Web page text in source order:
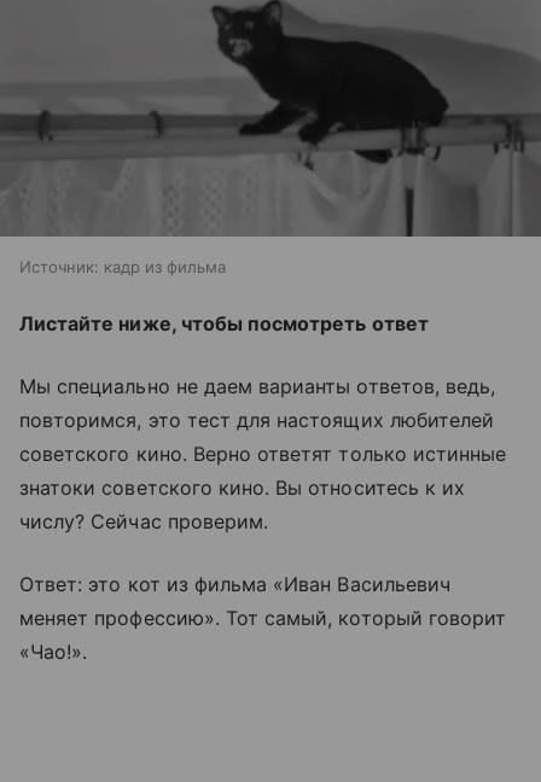
Источник: кадр из фильма
Листайте ниже, чтобы посмотреть ответ
Мы специально не даем варианты ответов, ведь,
повторимся, это тест для настоящих любителей
советского кино. Верно ответят только истинные
знатоки советского кино. Вы относитесь к их
числу? Сейчас проверим.
Ответ: это кот из фильма «Иван Васильевич
меняет профессию». Тот самый, который говорит
«Чао!».